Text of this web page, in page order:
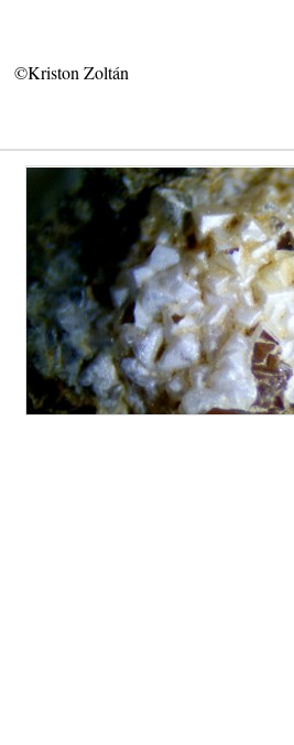
©Kriston Zoltán